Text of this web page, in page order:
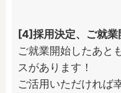
[4]採用決定、ご就業
ご就業開始したあと
スがあります！
ご活用いただければ